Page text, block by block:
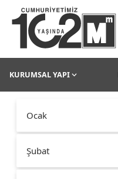
KURUMSAL YAPI
Ocak
Şubat